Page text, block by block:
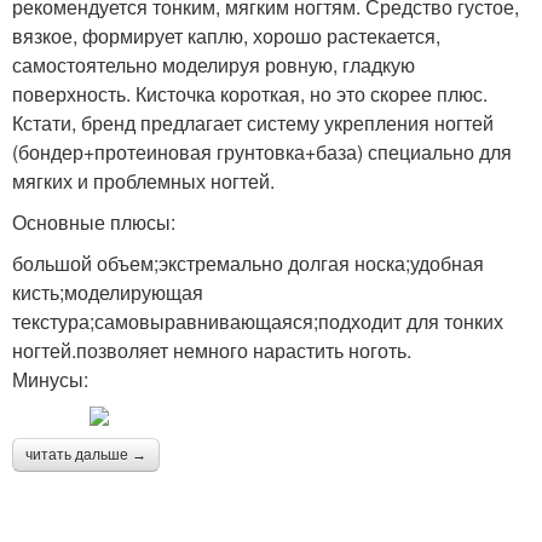
рекомендуется тонким, мягким ногтям. Средство густое,
вязкое, формирует каплю, хорошо растекается,
самостоятельно моделируя ровную, гладкую
поверхность. Кисточка короткая, но это скорее плюс.
Кстати, бренд предлагает систему укрепления ногтей
(бондер+протеиновая грунтовка+база) специально для
мягких и проблемных ногтей.
Основные плюсы:
большой объем;экстремально долгая носка;удобная
кисть;моделирующая
текстура;самовыравнивающаяся;подходит для тонких
ногтей.позволяет немного нарастить ноготь.
Минусы:
читать дальше →